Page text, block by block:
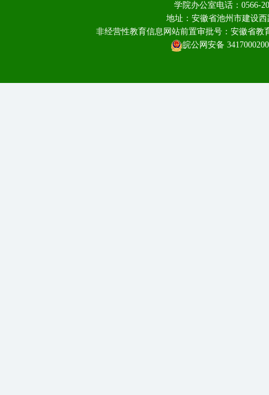
学院办公室电话：0566-
地址：安徽省池州市建设
非经营性教育信息网站前置审批号：安徽省
皖公网安备